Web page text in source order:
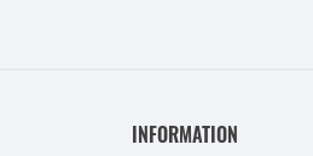
INFORMATION